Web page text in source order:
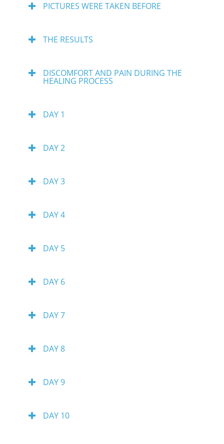
PICTURES WERE TAKEN BEFORE
THE RESULTS
DISCOMFORT AND PAIN DURING THE
HEALING PROCESS
DAY 1
DAY 2
DAY 3
DAY 4
DAY 5
DAY 6
DAY 7
DAY 8
DAY 9
DAY 10